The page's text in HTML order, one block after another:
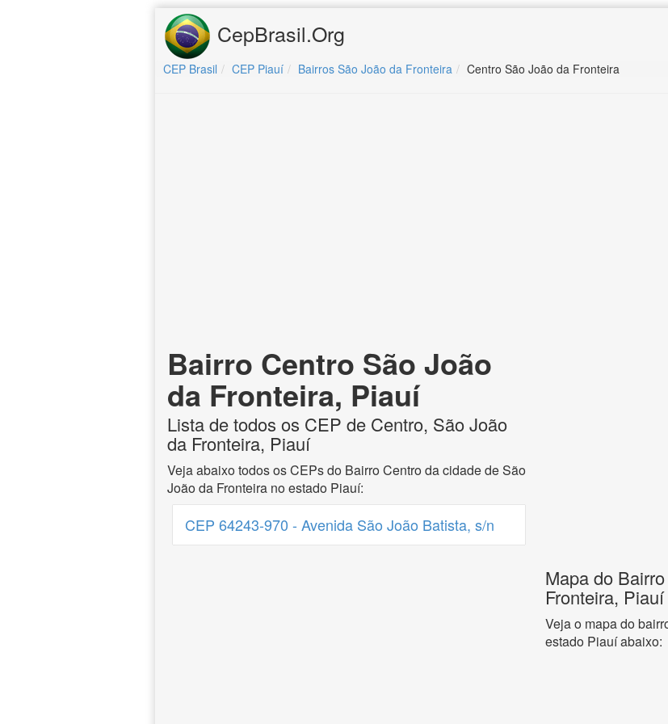
CepBrasil.Org
CEP Brasil CEP Piauí Bairros São João da Fronteira Centro São João da Fronteira
Bairro Centro São João
da Fronteira, Piauí
Lista de todos os CEP de Centro, São João
da Fronteira, Piauí
Veja abaixo todos os CEPs do Bairro Centro da cidade de São
João da Fronteira no estado Piauí:
CEP 64243-970 - Avenida São João Batista, s/n
Mapa do
Fronteira, Piauí
Veja o mapa do
estado Piauí abaixo: